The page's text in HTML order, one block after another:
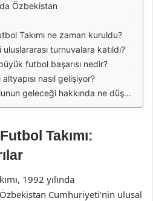
Özbekistan
Takımı ne zaman kuruldu?
turnuvalara katıldı?
futbol başarısı nedir?
nasıl gelişiyor?
geleceği hakkında ne düşünülüyor?
Takımı:
1992 yılında
Özbekistan Cumhuriyeti’nin ulusal